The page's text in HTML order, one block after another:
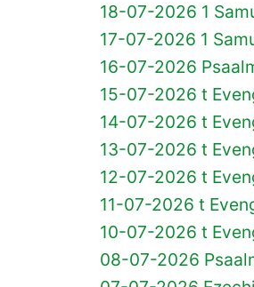
18-07-2026 1
17-07-2026 1
16-07-2026
15-07-2026 t
14-07-2026 t
13-07-2026 t
12-07-2026 t
11-07-2026 t
10-07-2026 t
08-07-2026